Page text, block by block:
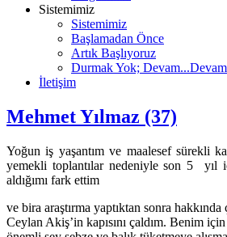
Sistemimiz
Sistemimiz
Başlamadan Önce
Artık Başlıyoruz
Durmak Yok;
İletişim
Mehmet Yılmaz (37)
Yoğun iş yaşantım ve maalesef sürekli
yemekli toplantılar nedeniyle son 5 yıl
aldığımı fark ettim
ve bira araştırma yaptıktan sonra
Ceylan Akiş’in kapısını çaldım. Benim